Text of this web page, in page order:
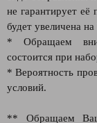
не гарантирует её
будет увеличена
* Обращаем
состоится при
* Вероятность
условий.
** Обращаем